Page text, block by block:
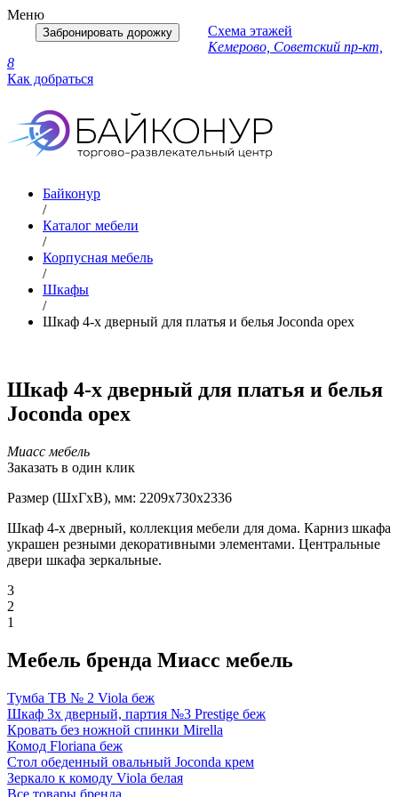
Меню
Забронировать дорожку
Схема этажей
Кемерово, Советский пр-кт,
8
Как добраться
Байконур
/
Каталог мебели
/
Корпусная мебель
/
Шкафы
/
Шкаф 4-х дверный для платья и белья Joconda орех
Шкаф 4-х дверный для платья и белья
Joconda орех
Миасс мебель
Заказать в один клик
Размер (ШxГxВ), мм: 2209x730x2336
Шкаф 4-х дверный, коллекция мебели для дома. Карниз шкафа
украшен резными декоративными элементами. Центральные
двери шкафа зеркальные.
3
2
1
Мебель бренда Миасс мебель
Тумба ТВ № 2 Viola беж
Шкаф 3х дверный, партия №3 Prestige беж
Кровать без ножной спинки Mirella
Комод Floriana беж
Стол обеденный овальный Joconda крем
Зеркало к комоду Viola белая
Все товары бренда